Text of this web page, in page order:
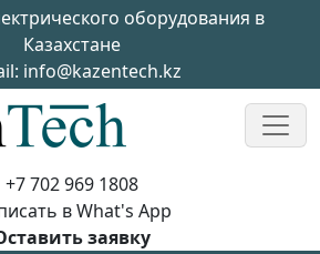
оборудования в
Казахстане
info@kazentech.kz
+7 702 969 1808
в What's App
заявку